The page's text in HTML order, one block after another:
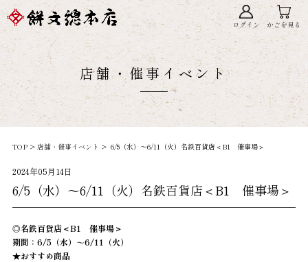
ログイン かごを見る
店舗・催事イベント
TOP > 店舗・催事イベント > 6/5（水）～6/11（火）名鉄百貨店＜B1 催事場＞
2024年05月14日
6/5（水）～6/11（火）名鉄百貨店＜B1 催事場＞
◎名鉄百貨店＜B1 催事場＞
期間：6/5（水）～6/11（火）
★おすすめ商品